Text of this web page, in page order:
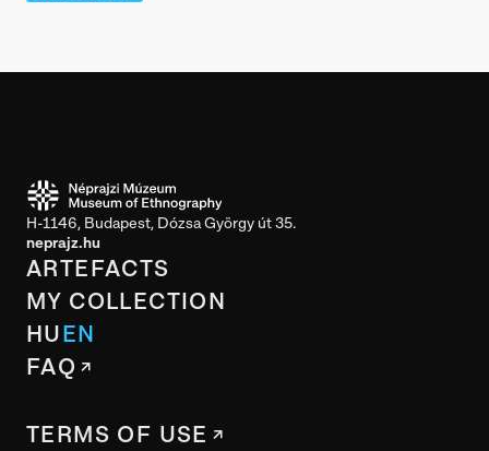
H-1146, Budapest, Dózsa György út 35.
neprajz.hu
ARTEFACTS
MY COLLECTION
HUEN
FAQ
TERMS OF USE